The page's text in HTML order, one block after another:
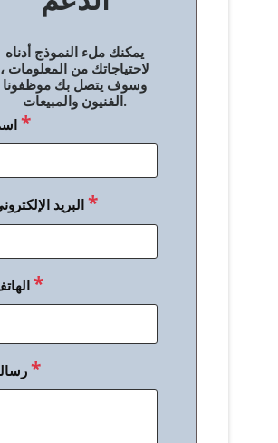
يمكنك ملء النموذج أدناه
لاحتياجاتك من المعلومات ،
وسوف يتصل بك موظفونا
الفنيون والمبيعات.
اسم*
البريد الإلكتروني*
الهاتف*
رسالة*